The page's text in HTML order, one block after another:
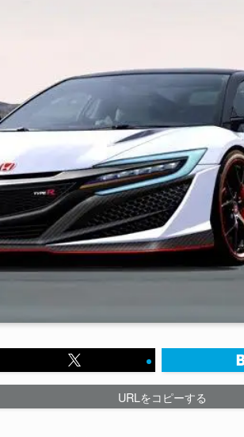
URLをコピーする